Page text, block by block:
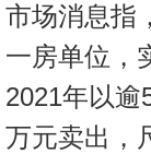
置
业
手
册
市场消息指
一房单位，
2021年以逾
万元卖出，